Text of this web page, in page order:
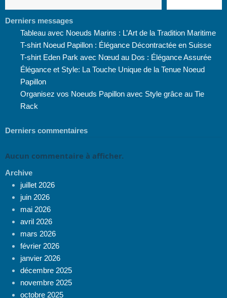
Derniers messages
Tableau avec Noeuds Marins : L’Art de la Tradition Maritime
T-shirt Noeud Papillon : Élégance Décontractée en Suisse
T-shirt Eden Park avec Nœud au Dos : Élégance Assurée
Élégance et Style: La Touche Unique de la Tenue Noeud
Papillon
Organisez vos Noeuds Papillon avec Style grâce au Tie
Rack
Derniers commentaires
Aucun commentaire à afficher.
Archive
juillet 2026
juin 2026
mai 2026
avril 2026
mars 2026
février 2026
janvier 2026
décembre 2025
novembre 2025
octobre 2025